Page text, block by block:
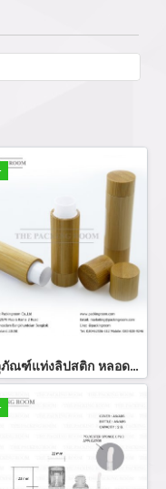
บรรจุภัณฑ์แท่งลิปสติก หลอดลิปแท่ง Lip stick package/ Lip tube สีแดงเงาฝาปิดแม่เหล็ก จำหน่ายบรรจุภัณฑ์เครื่องสำอางทุกประเภท